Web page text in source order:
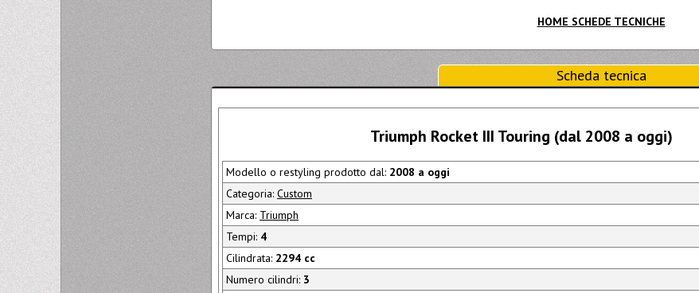
HOME SCHEDE TECNICHE
Scheda tecnica
Triumph Rocket III Touring (dal 2008 a oggi)
Modello o restyling prodotto dal: 2008 a oggi
Categoria: Custom
Marca: Triumph
Tempi: 4
Cilindrata: 2294 cc
Numero cilindri: 3